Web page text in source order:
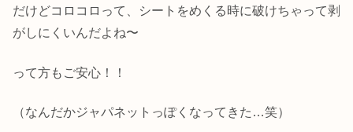
だけどコロコロって、シートをめくる時に破けちゃって剥
がしにくいんだよね〜
って方もご安心！！
（なんだかジャパネットっぽくなってきた…笑）